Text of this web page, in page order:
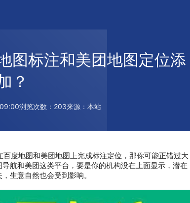
图标注和美团地图定位添
？
浏览次数：203来源：本站
地图和美团地图上完成标注定位，那你可能正错过大
航和美团这类平台，要是你的机构没在上面显示，潜在
生意自然也会受到影响。